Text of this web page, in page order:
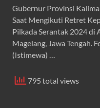
Gubernur Provinsi
Saat Mengikuti Retret
Pilkada Serantak 2024
Magelang, Jawa Tengah.
(Istimewa) …
795 total views